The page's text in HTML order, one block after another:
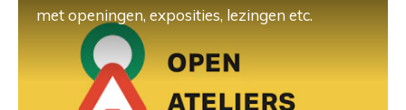
met openingen, exposities, lezingen etc.